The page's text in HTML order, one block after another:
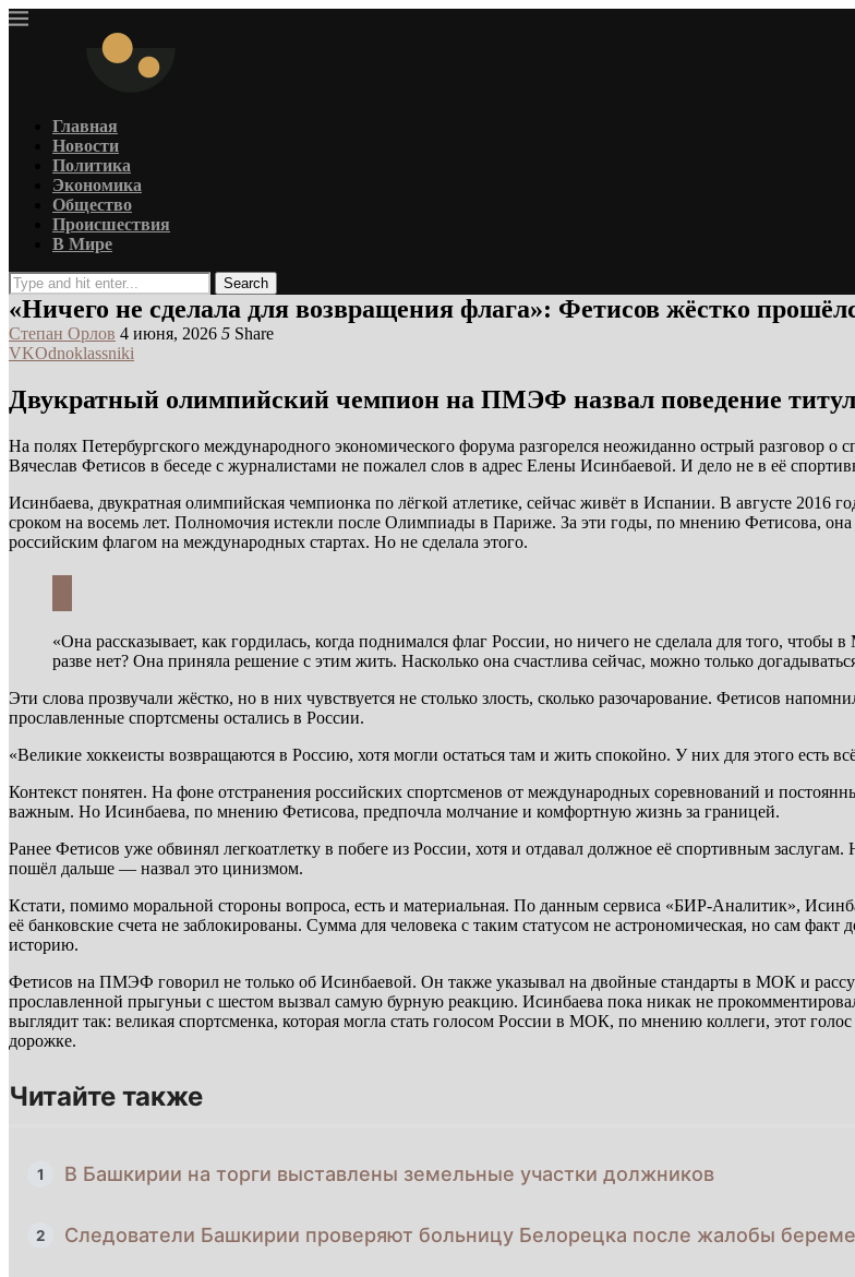
Главная
Новости
Политика
Экономика
Общество
Происшествия
В Мире
Search
«Ничего не сделала для возвращения флага»: Фетисов жёстко
Степан Орлов 4 июня, 2026 5 Share
VKOdnoklassniki
Двукратный олимпийский чемпион на ПМЭФ назвал поведение
На полях Петербургского международного экономического форума разгорелся неожиданно острый разговор
Вячеслав Фетисов в беседе с журналистами не пожалел слов в адрес Елены Исинбаевой. И дело не в её
Исинбаева, двукратная олимпийская чемпионка по лёгкой атлетике, сейчас живёт в Испании. В августе 2016
сроком на восемь лет. Полномочия истекли после Олимпиады в Париже. За эти годы, по мнению Фетисова,
российским флагом на международных стартах. Но не сделала этого.
«Она рассказывает, как гордилась, когда поднимался флаг России, но ничего не сделала для того,
разве нет? Она приняла решение с этим жить. Насколько она счастлива сейчас, можно только
Эти слова прозвучали жёстко, но в них чувствуется не столько злость, сколько разочарование. Фетисов
прославленные спортсмены остались в России.
«Великие хоккеисты возвращаются в Россию, хотя могли остаться там и жить спокойно. У них для этого
Контекст понятен. На фоне отстранения российских спортсменов от международных соревнований и
важным. Но Исинбаева, по мнению Фетисова, предпочла молчание и комфортную жизнь за границей.
Ранее Фетисов уже обвинял легкоатлетку в побеге из России, хотя и отдавал должное её спортивным
пошёл дальше — назвал это цинизмом.
Кстати, помимо моральной стороны вопроса, есть и материальная. По данным сервиса «БИР-Аналитик»,
её банковские счета не заблокированы. Сумма для человека с таким статусом не астрономическая, но сам факт
историю.
Фетисов на ПМЭФ говорил не только об Исинбаевой. Он также указывал на двойные стандарты в МОК и
прославленной прыгуньи с шестом вызвал самую бурную реакцию. Исинбаева пока никак не
выглядит так: великая спортсменка, которая могла стать голосом России в МОК, по мнению коллеги, этот
дорожке.
Читайте также
1 В Башкирии на торги выставлены земельные участки должников
2 Следователи Башкирии проверяют больницу Белорецка после жалобы